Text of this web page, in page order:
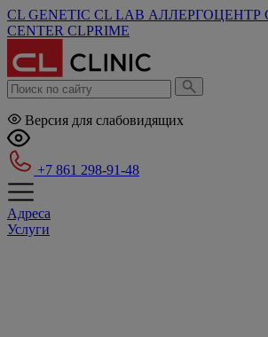
CL GENETIC CL LAB АЛЛЕРГОЦЕНТР
CENTER CLPRIME
Версия для слабовидящих
+7 861 298-91-48
Адреса
Услуги